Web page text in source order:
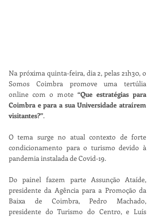
Na próxima quinta-feira, dia 2, pelas 21h30, o
Somos Coimbra promove uma tertúlia
online com o mote “Que estratégias para
Coimbra e para a sua Universidade atraírem
visitantes?”.
O tema surge no atual contexto de forte
condicionamento para o turismo devido à
pandemia instalada de Covid-19.
Do painel fazem parte Assunção Ataíde,
presidente da Agência para a Promoção da
Baixa de Coimbra, Pedro Machado,
presidente do Turismo do Centro, e Luís